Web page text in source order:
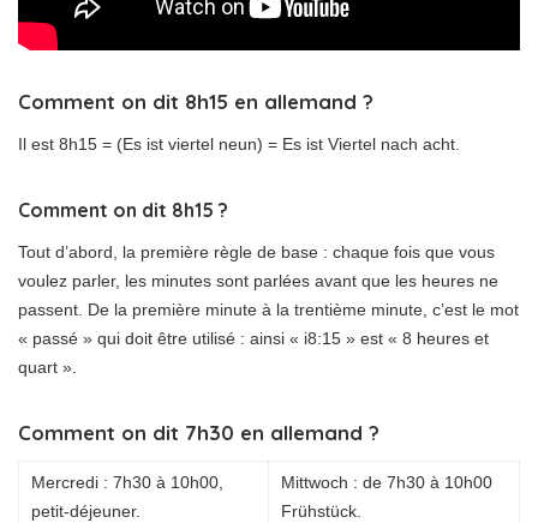
Comment on dit 8h15 en allemand ?
Il est 8h15 = (Es ist viertel neun) = Es ist Viertel nach acht.
Comment on dit 8h15 ?
Tout d’abord, la première règle de base : chaque fois que vous
voulez parler, les minutes sont parlées avant que les heures ne
passent. De la première minute à la trentième minute, c’est le mot
« passé » qui doit être utilisé : ainsi « i8:15 » est « 8 heures et
quart ».
Comment on dit 7h30 en allemand ?
Mercredi : 7h30 à 10h00,
petit-déjeuner.
Mittwoch : de 7h30 à 10h00
Frühstück.